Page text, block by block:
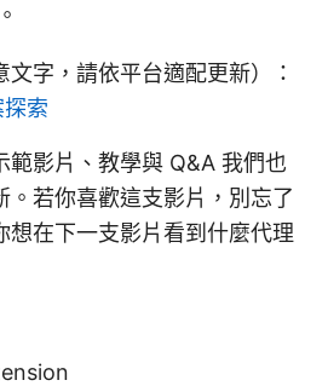
字，請依平台適配更新）：
索
範影片、教學與 Q&A 我們也
。若你喜歡這支影片，別忘了
想在下一支影片看到什麼代理